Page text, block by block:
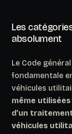
Les
absolument
Le Code
fondamentale
véhicules
même
d’un
véhicules